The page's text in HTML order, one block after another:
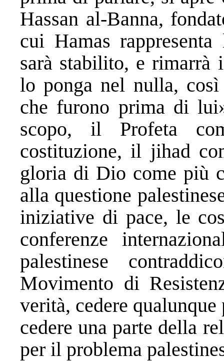
Hassan al-Banna,
cui Hamas
sarà stabilito, e rimarrà
lo ponga nel nulla,
che furono prima di
scopo, il Profeta
costituzione, il jihad
gloria di Dio come più
alla questione
iniziative di pace, le
conferenze
palestinese
Movimento di
verità, cedere
cedere una parte della
per il problema